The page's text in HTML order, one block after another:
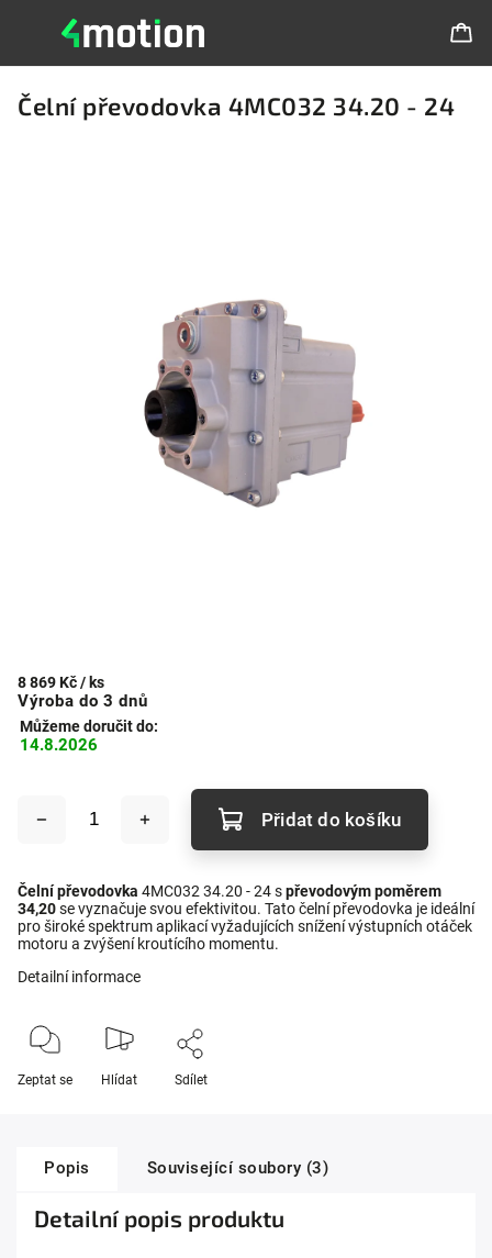
Čelní převodovka 4MC032 34.20 - 24
8 869 Kč/ ks
Výroba do 3 dnů
Můžeme doručit do:
14.8.2026
Přidat do košíku
Čelní převodovka 4MC032 34.20 - 24 spřevodovým poměrem
34,20se vyznačuje svou efektivitou. Tato čelní převodovka je ideální
pro široké spektrum aplikací vyžadujících snížení výstupních otáček
motoru a zvýšení kroutícího momentu.
Detailní informace
Zeptat se Hlídat Sdílet
Popis Související soubory (3)
Detailní popis produktu